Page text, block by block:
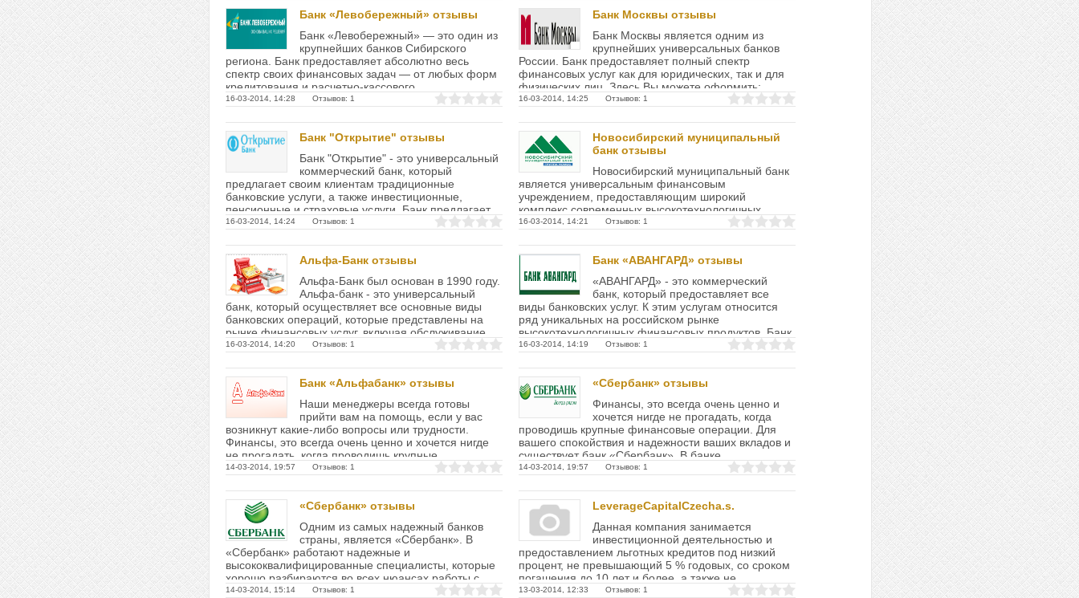
Банк «Левобережный» отзывы
Банк «Левобережный» — это один из
крупнейших банков Сибирского
региона. Банк предоставляет абсолютно весь
спектр своих финансовых задач — от любых форм
кредитования и расчетно-кассового...
16-03-2014, 14:28 Отзывов: 1
Банк Москвы отзывы
Банк Москвы является одним из
крупнейших универсальных банков
России. Банк предоставляет полный спектр
финансовых услуг как для юридических, так и для
физических лиц. Здесь Вы можете оформить:
потребительские кредиты...
16-03-2014, 14:25 Отзывов: 1
Банк "Открытие" отзывы
Банк "Открытие" - это универсальный
коммерческий банк, который
предлагает своим клиентам традиционные
банковские услуги, а также инвестиционные,
пенсионные и страховые услуги. Банк предлагает
широкий спектр финансовых...
16-03-2014, 14:24 Отзывов: 1
Новосибирский муниципальный
банк отзывы
Новосибирский муниципальный банк
является универсальным финансовым
учреждением, предоставляющим широкий
комплекс современных высокотехнологичных
банковских продуктов и услуг, которые
16-03-2014, 14:21 Отзывов: 1
Альфа-Банк отзывы
Альфа-Банк был основан в 1990 году.
Альфа-банк - это универсальный
банк, который осуществляет все основные виды
банковских операций, которые представлены на
рынке финансовых услуг, включая обслуживание
частных и...
16-03-2014, 14:20 Отзывов: 1
Банк «АВАНГАРД» отзывы
«АВАНГАРД» - это коммерческий
банк, который предоставляет все
виды банковских услуг. К этим услугам относится
ряд уникальных на российском рынке
высокотехнологичных финансовых продуктов. Банк
является одной...
16-03-2014, 14:19 Отзывов: 1
Банк «Альфабанк» отзывы
Наши менеджеры всегда готовы
прийти вам на помощь, если у вас
возникнут какие-либо вопросы или трудности.
Финансы, это всегда очень ценно и хочется нигде
не прогадать, когда проводишь крупные
финансовые операции. Для...
14-03-2014, 19:57 Отзывов: 1
«Сбербанк» отзывы
Финансы, это всегда очень ценно и
хочется нигде не прогадать, когда
проводишь крупные финансовые операции. Для
вашего спокойствия и надежности ваших вкладов и
существует банк «Сбербанк». В банке...
14-03-2014, 19:57 Отзывов: 1
«Сбербанк» отзывы
Одним из самых надежный банков
страны, является «Сбербанк». В
«Сбербанк» работают надежные и
высококвалифицированные специалисты, которые
хорошо разбираются во всех нюансах работы с
финансами....
14-03-2014, 15:14 Отзывов: 1
LeverageCapitalCzecha.s.
Данная компания занимается
инвестиционной деятельностью и
предоставлением льготных кредитов под низкий
процент, не превышающий 5 % годовых, со сроком
погашения до 10 лет и более, а также не
требующих авансов....
13-03-2014, 12:33 Отзывов: 1